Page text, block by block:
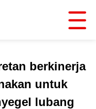
berkinerja
untuk
lubang